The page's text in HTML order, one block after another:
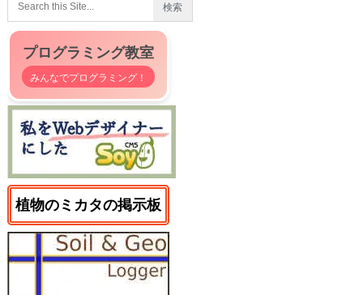
プログラミング教室
みんなでプログラミング！
植物のミカタの掲示板